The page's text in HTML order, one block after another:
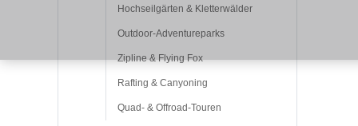
Hochseilgärten & Kletterwälder
Outdoor-Adventureparks
Zipline & Flying Fox
Rafting & Canyoning
Quad- & Offroad-Touren